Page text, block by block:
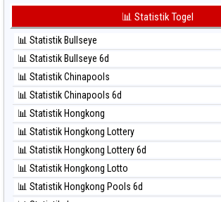
⚽ Bola Merah Taiwan
⚽ Bola Hitam Kuda Lari
⚽ Bola Hitam Magnum Cambodia
⚽ Bola Hitam Nagoya
⚽ Bola Hitam North Carolina Day
⚽ Bola Hitam Pcso
⚽ Bola Hitam Sao Paulo
⚽ Bola Hitam Singapore
⚽ Bola Hitam Sydney
⚽ Bola Hitam Sydney Lottery
⚽ Bola Hitam Sydney Lottery 6d
📊 Statistik Togel
📊 Statistik Bullseye
📊 Statistik Bullseye 6d
📊 Statistik Chinapools
📊 Statistik Chinapools 6d
📊 Statistik Hongkong
📊 Statistik Hongkong Lottery
📊 Statistik Hongkong Lottery 6d
📊 Statistik Hongkong Lotto
📊 Statistik Hongkong Pools 6d